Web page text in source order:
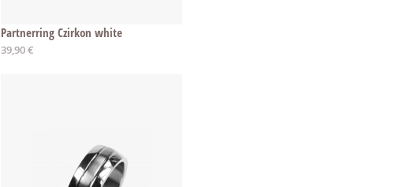
Partnerring Czirkon white
39,90 €